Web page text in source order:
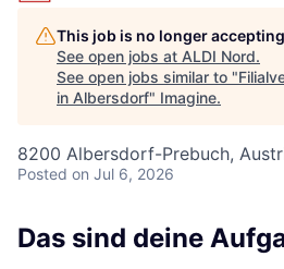
This job is no longer
See open jobs at ALDI Nord.
See open jobs similar to "
in Albersdorf" Imagine.
8200 Albersdorf-Prebuch,
Posted on Jul 6, 2026
Das sind deine